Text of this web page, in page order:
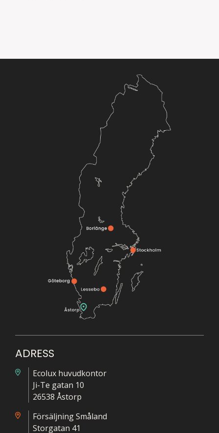
ADRESS
Ecolux huvudkontor
Ji-Te gatan 10
26538 Åstorp
Försäljning Småland
Storgatan 41